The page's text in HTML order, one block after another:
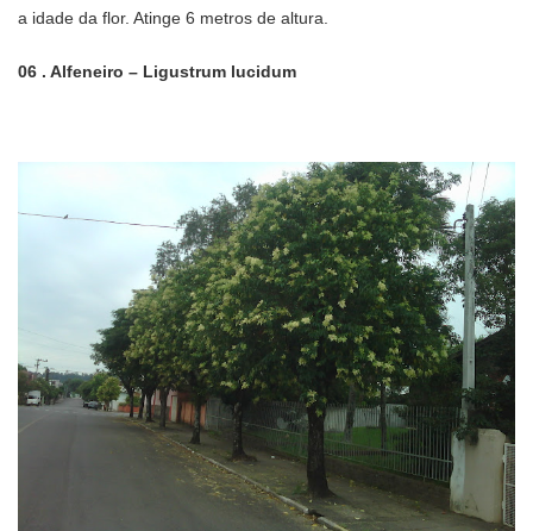
a idade da flor. Atinge 6 metros de altura.
06 . Alfeneiro – Ligustrum lucidum